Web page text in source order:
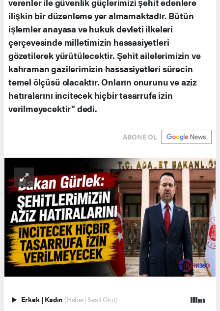
ilişkin bir düzenleme yer almamaktadır. Bütün
işlemler anayasa ve hukuk devleti ilkeleri
çerçevesinde milletimizin hassasiyetleri
gözetilerek yürütülecektir. Şehit ailelerimizin ve
kahraman gazilerimizin hassasiyetleri sürecin
temel ölçüsü olacaktır. Onların onurunu ve aziz
hatıralarını incitecek hiçbir tasarrufa izin
verilmeyecektir" dedi.
ABONE OL
Erkek | Kadın (Haberi Sesli Oku)